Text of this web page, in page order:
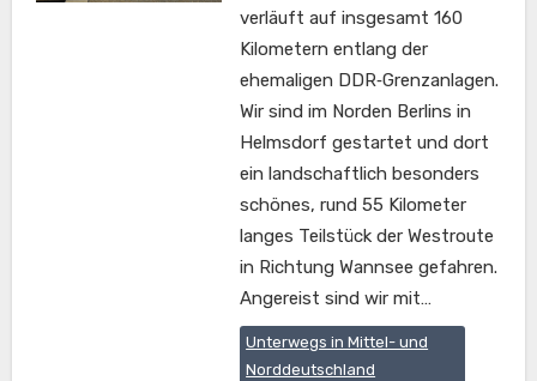
verläuft auf insgesamt 160
Kilometern entlang der
ehemaligen DDR‑Grenzanlagen.
Wir sind im Norden Berlins in
Helmsdorf gestartet und dort
ein landschaftlich besonders
schönes, rund 55 Kilometer
langes Teilstück der Westroute
in Richtung Wannsee gefahren.
Angereist sind wir mit…
Unterwegs in Mittel- und
Norddeutschland